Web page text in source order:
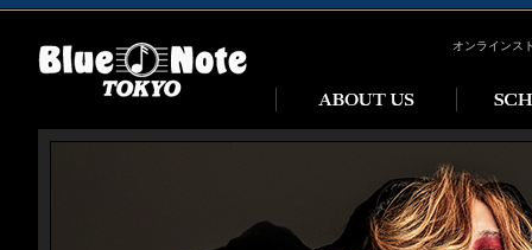
オンラインス